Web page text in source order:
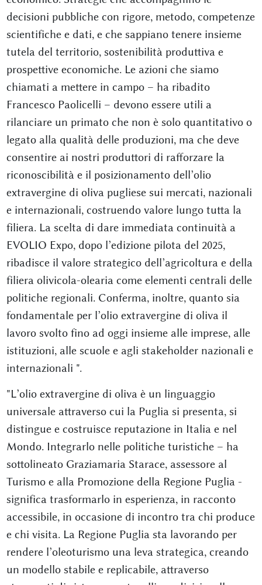
decisioni pubbliche con rigore, metodo, competenze
scientifiche e dati, e che sappiano tenere insieme
tutela del territorio, sostenibilità produttiva e
prospettive economiche. Le azioni che siamo
chiamati a mettere in campo – ha ribadito
Francesco Paolicelli – devono essere utili a
rilanciare un primato che non è solo quantitativo o
legato alla qualità delle produzioni, ma che deve
consentire ai nostri produttori di rafforzare la
riconoscibilità e il posizionamento dell’olio
extravergine di oliva pugliese sui mercati, nazionali
e internazionali, costruendo valore lungo tutta la
filiera. La scelta di dare immediata continuità a
EVOLIO Expo, dopo l’edizione pilota del 2025,
ribadisce il valore strategico dell’agricoltura e della
filiera olivicola-olearia come elementi centrali delle
politiche regionali. Conferma, inoltre, quanto sia
fondamentale per l’olio extravergine di oliva il
lavoro svolto fino ad oggi insieme alle imprese, alle
istituzioni, alle scuole e agli stakeholder nazionali e
internazionali ".
"L’olio extravergine di oliva è un linguaggio
universale attraverso cui la Puglia si presenta, si
distingue e costruisce reputazione in Italia e nel
Mondo. Integrarlo nelle politiche turistiche – ha
sottolineato Graziamaria Starace, assessore al
Turismo e alla Promozione della Regione Puglia -
significa trasformarlo in esperienza, in racconto
accessibile, in occasione di incontro tra chi produce
e chi visita. La Regione Puglia sta lavorando per
rendere l’oleoturismo una leva strategica, creando
un modello stabile e replicabile, attraverso